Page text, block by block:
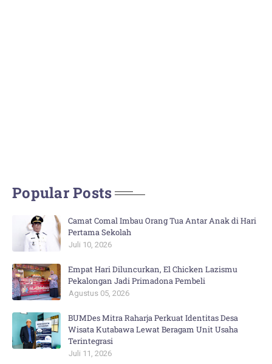
Popular Posts
Camat Comal Imbau Orang Tua Antar Anak di Hari
Pertama Sekolah
Juli 10, 2026
Empat Hari Diluncurkan, El Chicken Lazismu
Pekalongan Jadi Primadona Pembeli
Agustus 05, 2026
BUMDes Mitra Raharja Perkuat Identitas Desa
Wisata Kutabawa Lewat Beragam Unit Usaha
Terintegrasi
Juli 11, 2026